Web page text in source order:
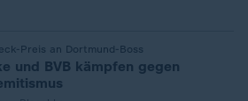
Preis an Dortmund-Boss
und BVB kämpfen gegen